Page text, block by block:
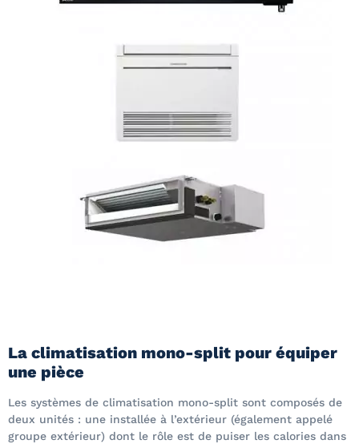
La climatisation mono-split pour équiper
une pièce
Les systèmes de climatisation mono-split sont composés de
deux unités : une installée à l’extérieur (également appelé
groupe extérieur) dont le rôle est de puiser les calories dans